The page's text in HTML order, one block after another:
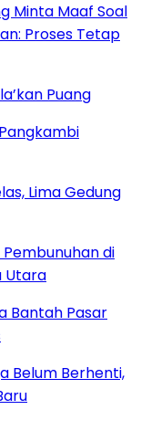
Minta Maaf Soal
Proses Tetap
Puang
Lima Gedung
di
Utara
Bantah Pasar
Belum Berhenti,